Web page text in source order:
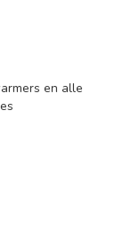
en alle